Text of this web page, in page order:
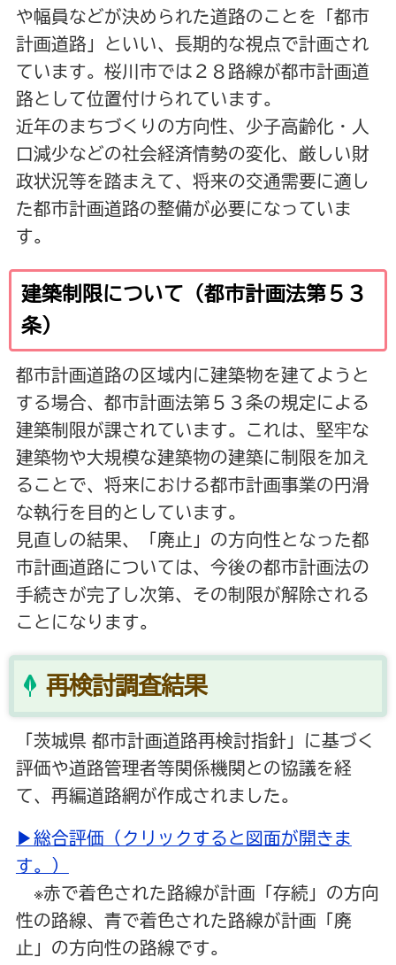
や幅員などが決められた道路のことを「都市
計画道路」といい、長期的な視点で計画され
ています。桜川市では２８路線が都市計画道
路として位置付けられています。
近年のまちづくりの方向性、少子高齢化・人
口減少などの社会経済情勢の変化、厳しい財
政状況等を踏まえて、将来の交通需要に適し
た都市計画道路の整備が必要になっていま
す。
建築制限について（都市計画法第５３
条）
都市計画道路の区域内に建築物を建てようと
する場合、都市計画法第５３条の規定による
建築制限が課されています。これは、堅牢な
建築物や大規模な建築物の建築に制限を加え
ることで、将来における都市計画事業の円滑
な執行を目的としています。
見直しの結果、「廃止」の方向性となった都
市計画道路については、今後の都市計画法の
手続きが完了し次第、その制限が解除される
ことになります。
再検討調査結果
「茨城県 都市計画道路再検討指針」に基づく
評価や道路管理者等関係機関との協議を経
て、再編道路網が作成されました。
▶総合評価（クリックすると図面が開きま
す。）
※赤で着色された路線が計画「存続」の方向
性の路線、青で着色された路線が計画「廃
止」の方向性の路線です。